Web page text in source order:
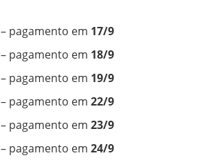
– pagamento em 17/9
– pagamento em 18/9
– pagamento em 19/9
– pagamento em22/9
– pagamento em23/9
– pagamento em24/9